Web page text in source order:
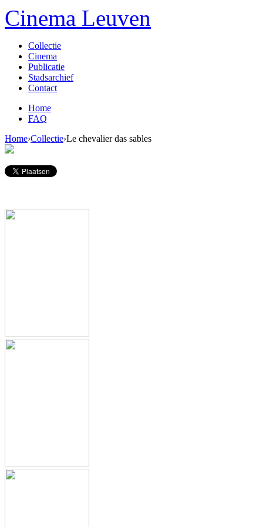
Overslaan en naar de algemene inhoud gaan
Cinema Leuven
Collectie
Cinema
Publicatie
Stadsarchief
Contact
Home
FAQ
U bent hier
Home›Collectie›Le chevalier das sables